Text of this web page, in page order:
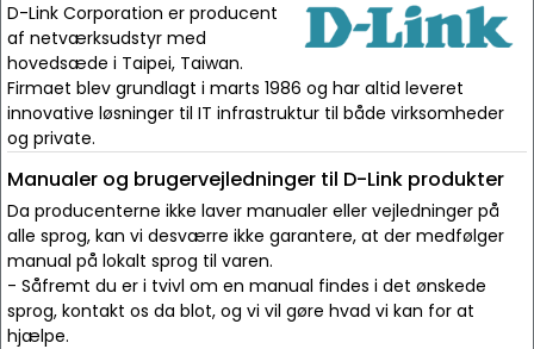
D-Link Corporation er producent
af netværksudstyr med
hovedsæde i Taipei, Taiwan.
Firmaet blev grundlagt i marts 1986 og har altid leveret
innovative løsninger til IT infrastruktur til både virksomheder
og private.
Manualer og brugervejledninger til D-Link produkter
Da producenterne ikke laver manualer eller vejledninger på
alle sprog, kan vi desværre ikke garantere, at der medfølger
manual på lokalt sprog til varen.
- Såfremt du er i tvivl om en manual findes i det ønskede
sprog, kontakt os da blot, og vi vil gøre hvad vi kan for at
hjælpe.